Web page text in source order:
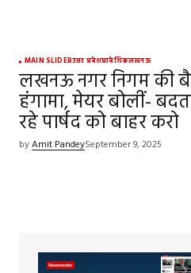
MAIN SLIDERउत्तर प्रदेशप्रादेशिकलखनऊ
लखनऊ नगर निगम की
हंगामा, मेयर बोलीं-
रहे पार्षद को बाहर करो
byAmit PandeySeptember 9, 2025